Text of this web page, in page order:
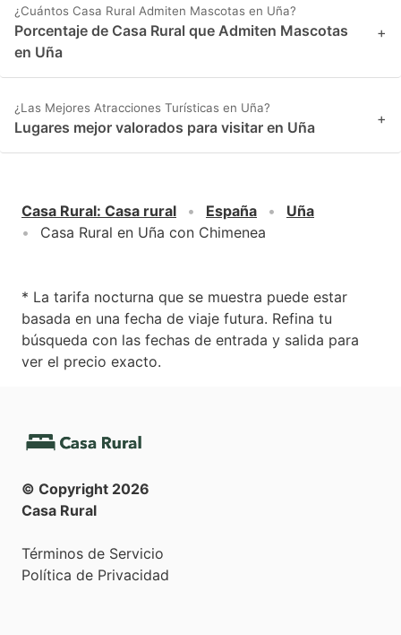
¿Cuántos Casa Rural Admiten Mascotas en Uña?
Porcentaje de Casa Rural que Admiten Mascotas
en Uña
+
¿Las Mejores Atracciones Turísticas en Uña?
Lugares mejor valorados para visitar en Uña +
Casa Rural: Casa rural España
Uña
Casa Rural en Uña con Chimenea
* La tarifa nocturna que se muestra puede estar
basada en una fecha de viaje futura. Refina tu
búsqueda con las fechas de entrada y salida para
ver el precio exacto.
© Copyright 2026
Casa Rural
Términos de Servicio
Política de Privacidad